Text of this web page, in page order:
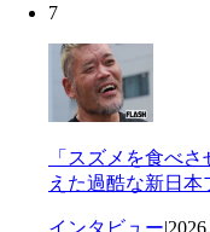
7
「スズメを食べ
えた過酷な新日
インタビュー|